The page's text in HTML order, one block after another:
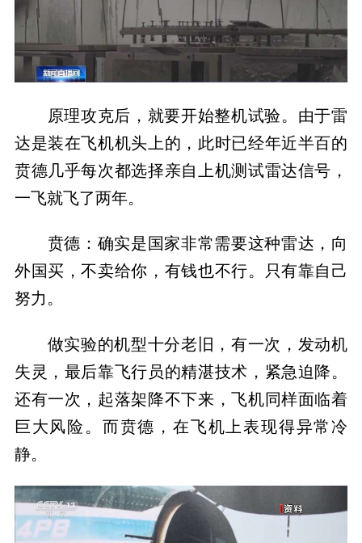
原理攻克后，就要开始整机试验。由于雷
达是装在飞机机头上的，此时已经年近半百的
贲德几乎每次都选择亲自上机测试雷达信号，
一飞就飞了两年。
贲德：确实是国家非常需要这种雷达，向
外国买，不卖给你，有钱也不行。只有靠自己
努力。
做实验的机型十分老旧，有一次，发动机
失灵，最后靠飞行员的精湛技术，紧急迫降。
还有一次，起落架降不下来，飞机同样面临着
巨大风险。而贲德，在飞机上表现得异常冷
静。